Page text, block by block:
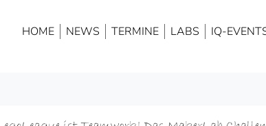
HOME NEWS TERMINE LABS IQ-